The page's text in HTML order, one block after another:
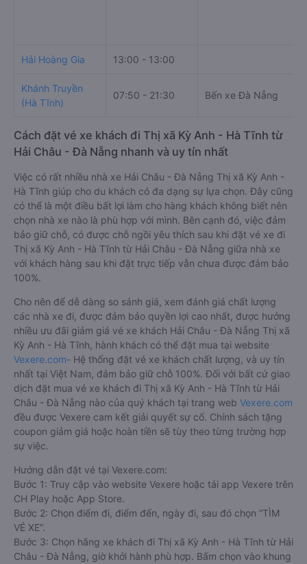
Hải Hoàng Gia 13:00 - 13:00
Khánh Truyền
(Hà Tĩnh)
07:50 - 21:30 Bến xe Đà Nẵng
Cách đặt vé xe khách đi Thị xã Kỳ Anh - Hà Tĩnh từ
Hải Châu - Đà Nẵng nhanh và uy tín nhất
Việc có rất nhiều nhà xe Hải Châu - Đà Nẵng Thị xã Kỳ Anh -
Hà Tĩnh giúp cho du khách có đa dạng sự lựa chọn. Đây cũng
có thể là một điều bất lợi làm cho hàng khách không biết nên
chọn nhà xe nào là phù hợp với mình. Bên cạnh đó, việc đảm
bảo giữ chỗ, có được chỗ ngồi yêu thích sau khi đặt vé xe đi
Thị xã Kỳ Anh - Hà Tĩnh từ Hải Châu - Đà Nẵng giữa nhà xe
với khách hàng sau khi đặt trực tiếp vẫn chưa được đảm bảo
100%.
Cho nên để dễ dàng so sánh giá, xem đánh giá chất lượng
các nhà xe đi, được đảm bảo quyền lợi cao nhất, được hưởng
nhiều ưu đãi giảm giá vé xe khách Hải Châu - Đà Nẵng Thị xã
Kỳ Anh - Hà Tĩnh, hành khách có thể đặt mua tại website
Vexere.com- Hệ thống đặt vé xe khách chất lượng, và uy tín
nhất tại Việt Nam, đảm bảo giữ chỗ 100%. Đối với bất cứ giao
dịch đặt mua vé xe khách đi Thị xã Kỳ Anh - Hà Tĩnh từ Hải
Châu - Đà Nẵng nào của quý khách tại trang web Vexere.com
đều được Vexere cam kết giải quyết sự cố. Chính sách tặng
coupon giảm giá hoặc hoàn tiền sẽ tùy theo từng trường hợp
sự việc.
Hướng dẫn đặt vé tại Vexere.com:
Bước 1: Truy cập vào website Vexere hoặc tải app Vexere trên
CH Play hoặc App Store.
Bước 2: Chọn điểm đi, điểm đến, ngày đi, sau đó chọn “TÌM
VÉ XE”.
Bước 3: Chọn hãng xe khách đi Thị xã Kỳ Anh - Hà Tĩnh từ Hải
Châu - Đà Nẵng, giờ khởi hành phù hợp. Bấm chọn vào khung